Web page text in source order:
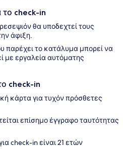
το check-in
θα υποδεχτεί τους
άφιξη.
παρέχει το κατάλυμα μπορεί να
με εργαλεία αυτόματης
check-in
κάρτα για τυχόν πρόσθετες
επίσημο έγγραφο ταυτότητας
check-in είναι 21 ετών